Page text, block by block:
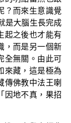
？而來生意識覺
是大腦生長完成
起之後也才能有
，而是另一個新
全無關。由此可
來藏，這是極為
傳佛教中法王喇
因地不真，果招